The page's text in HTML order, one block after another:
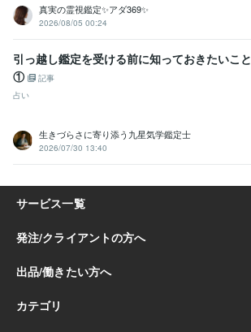
真実の霊視鑑定✨アダ369✨
2026/08/05 00:24
引っ越し鑑定を受ける前に知っておきたいこと
①
記事
占い
生きづらさに寄り添う九星気学鑑定士
2026/07/30 13:40